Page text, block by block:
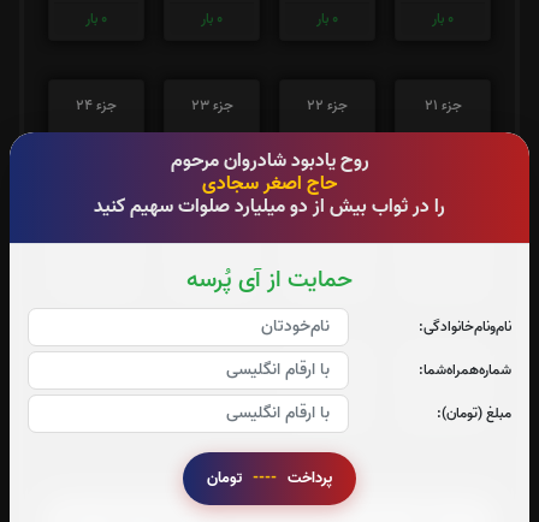
روح یادبود شادروان مرحوم
حاج اصغر سجادی
را در ثواب بیش از دو میلیارد صلوات سهیم کنید
حمایت از آی پُرسه
نام‌و‌نام‌خانوادگی:
شماره‌همراه‌شما:
مبلغ (تومان):
پرداخت ----
0 بار
0 بار
0 بار
0 بار
جزء 21
جزء 22
بار
جزء 23
جزء 24
0بار
0 بار
جزء 29
0بار
جزء 30
بار
صوت جزء شماره 1